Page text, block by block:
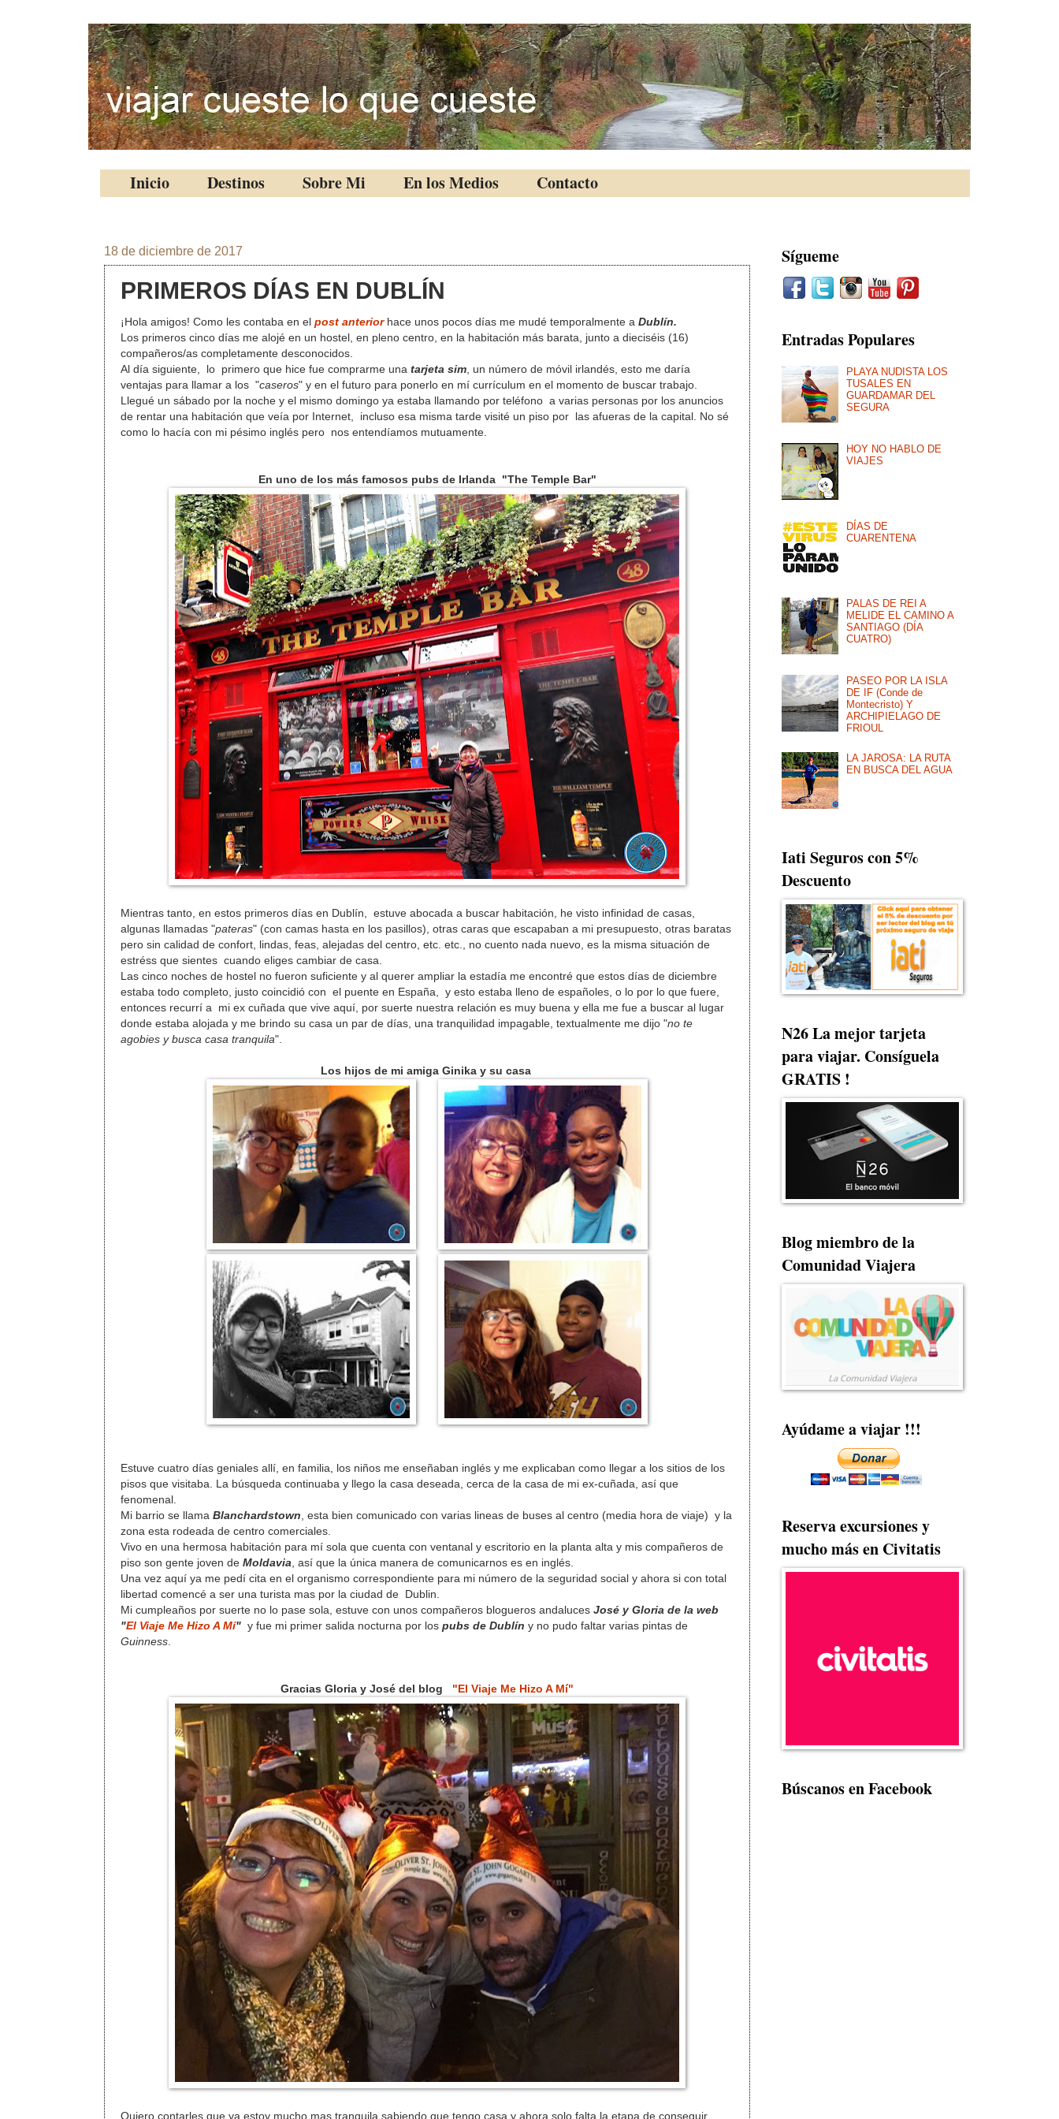
Inicio Destinos Sobre Mi En los Medios Contacto
18 de diciembre de 2017
PRIMEROS DÍAS EN DUBLÍN
¡Hola amigos! Como les contaba en el post anterior hace unos pocos días me mudé temporalmente a Dublín.
Los primeros cinco días me alojé en un hostel, en pleno centro, en la habitación más barata, junto a dieciséis (16)
compañeros/as completamente desconocidos.
Al día siguiente, lo primero que hice fue comprarme una tarjeta sim , un número de móvil irlandés, esto me daría
ventajas para llamar a los "caseros" y en el futuro para ponerlo en mí currículum en el momento de buscar trabajo.
Llegué un sábado por la noche y el mismo domingo ya estaba llamando por teléfono a varias personas por los anuncios
de rentar una habitación que veía por Internet, incluso esa misma tarde visité un piso por las afueras de la capital.
No sé
como lo hacía con mi pésimo inglés pero nos entendíamos mutuamente.
En uno de los más famosos pubs de Irlanda "The Temple Bar"
Mientras tanto, en estos primeros días en Dublín, estuve abocada a buscar habitación, he visto infinidad de casas,
algunas llamadas "pateras" (con camas hasta en los pasillos), otras caras que escapaban a mi presupuesto, otras baratas
pero sin calidad de confort, lindas, feas, alejadas del centro, etc. etc., no cuento nada nuevo, es la misma situación de
estréss que sientes cuando eliges cambiar de casa.
Las cinco noches de hostel no fueron suficiente y al querer ampliar la estadía me encontré que estos días de diciembre
estaba todo completo, justo coincidió con el puente en España, y esto estaba lleno de españoles, o lo por lo que fuere,
entonces recurrí a mi ex cuñada que vive aquí, por suerte nuestra relación es muy buena y ella me fue a buscar al lugar
donde estaba alojada y me brindo su casa un par de días, una tranquilidad impagable, textualmente me dijo "no te
agobies y busca casa tranquila".
Los hijos de mi amiga Ginika y su casa
Estuve cuatro días geniales allí, en familia, los niños me enseñaban inglés y me explicaban como llegar a los sitios de los
pisos que visitaba. La búsqueda continuaba y llego la casa deseada, cerca de la casa de mi ex-cuñada, así que
fenomenal.
Mi barrio se llama Blanchardstown , esta bien comunicado con varias lineas de buses al centro (media hora de viaje) y la
zona esta rodeada de centro comerciales.
Vivo en una hermosa habitación para mí sola que cuenta con ventanal y escritorio en la planta alta y mis compañeros de
piso son gente joven de Moldavia , así que la única manera de comunicarnos es en inglés.
Una vez aquí ya me pedí cita en el organismo correspondiente para mi número de la seguridad social y ahora si con total
libertad comencé a ser una turista mas por la ciudad de Dublin.
Mi cumpleaños por suerte no lo pase sola, estuve con unos compañeros blogueros andaluces José y Gloria de la web
"El Viaje Me Hizo A Mí" y fue mi primer salida nocturna por los pubs de Dublín y no pudo faltar varias pintas de
Guinness
Gracias Gloria y José del blog "El Viaje Me Hizo A Mí"
Quiero contarles que ya estoy mucho mas tranquila sabiendo que tengo casa y ahora solo falta la etapa de conseguir
Sígueme
Entradas Populares
PLAYA NUDISTA LOS
TUSALES EN
GUARDAMAR DEL
SEGURA
HOY NO HABLO DE
VIAJES
DÍAS DE
CUARENTENA
PALAS DE REI A
MELIDE EL CAMINO A
SANTIAGO (DÍA
CUATRO)
PASEO POR LA ISLA
DE IF (Conde de
Montecristo) Y
ARCHIPIELAGO DE
FRIOUL
LA JAROSA: LA RUTA
EN BUSCA DEL AGUA
Iati Seguros con 5%
Descuento
N26 La mejor tarjeta
para viajar. Consíguela
GRATIS !
Blog miembro de la
Comunidad Viajera
Ayúdame a viajar !!!
Reserva excursiones y
mucho más en Civitatis
Búscanos en Facebook